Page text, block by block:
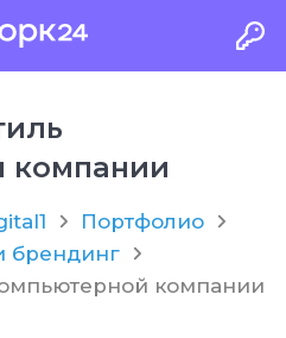
компании
Портфолио
брендинг
компании